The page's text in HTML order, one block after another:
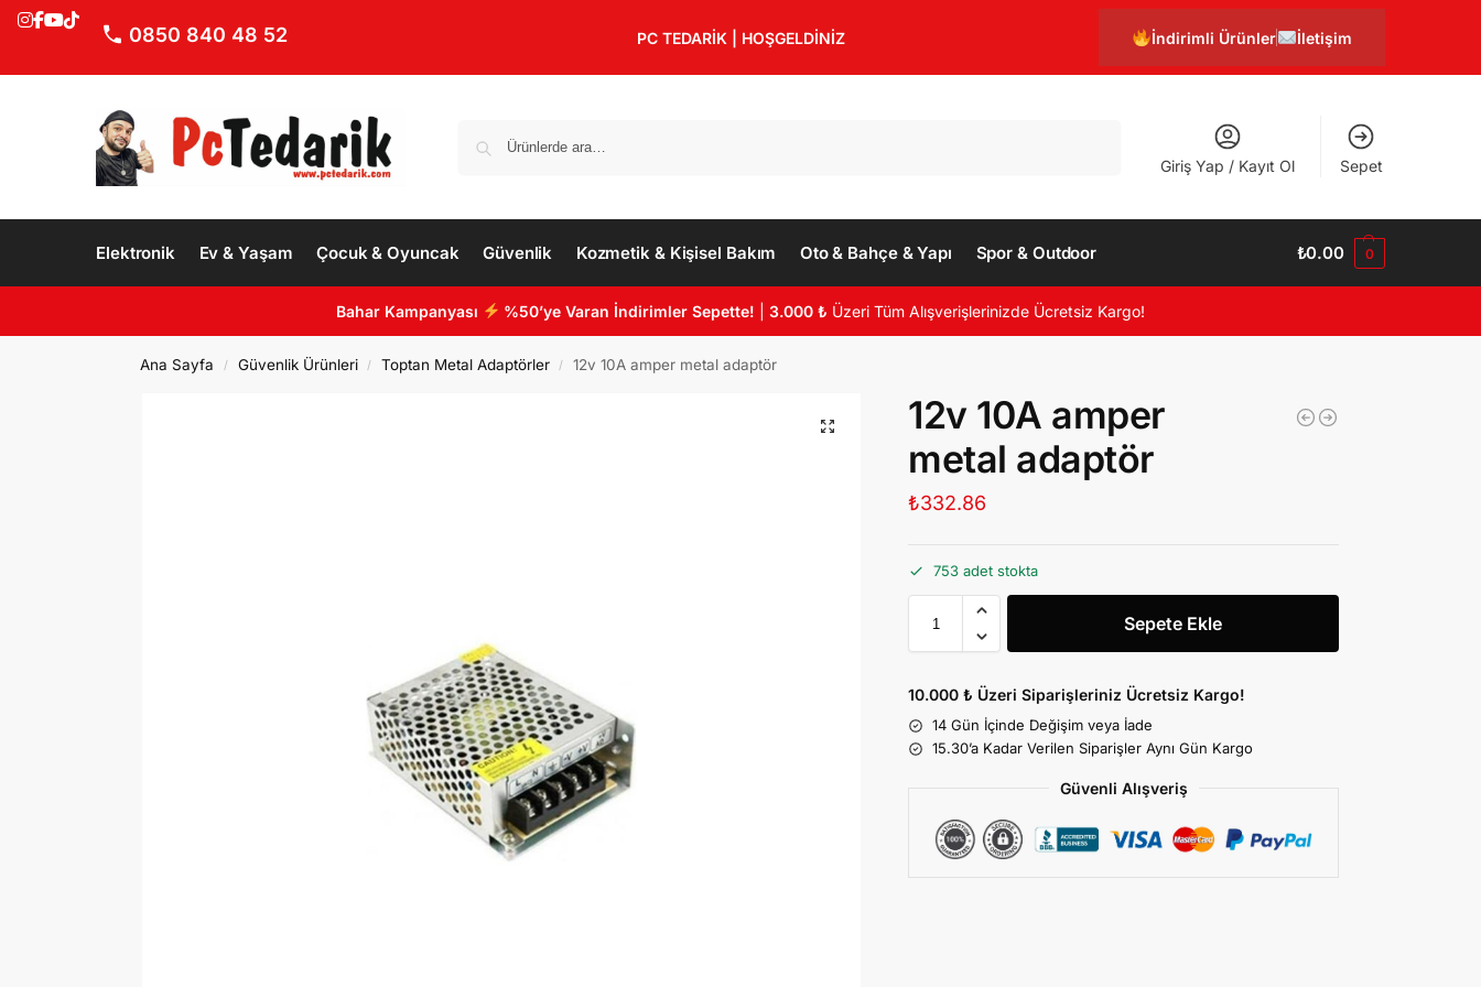
0850 840 48 52 PC TEDARİK | HOŞGELDİNİZ İndirimli Ürünler İletişim
Giriş Yap / Kayıt Ol Sepet
Elektronik Ev & Yaşam Çocuk & Oyuncak Güvenlik Kozmetik & Kişisel Bakım Oto & Bahçe & Yapı Spor & Outdoor ₺0.00 0
Bahar Kampanyası %50’ye Varan İndirimler Sepette! |3.000 ₺ Üzeri Tüm Alışverişlerinizde Ücretsiz Kargo!
Ana Sayfa / Güvenlik Ürünleri / Toptan Metal Adaptörler / 12v 10A amper metal adaptör
12v 10A amper
metal adaptör
₺332.86
753 adet stokta
Sepete Ekle
10.000 ₺ Üzeri Siparişleriniz Ücretsiz Kargo!
14 Gün İçinde Değişim veya İade
15.30’a Kadar Verilen Siparişler Aynı Gün Kargo
Güvenli Alışveriş